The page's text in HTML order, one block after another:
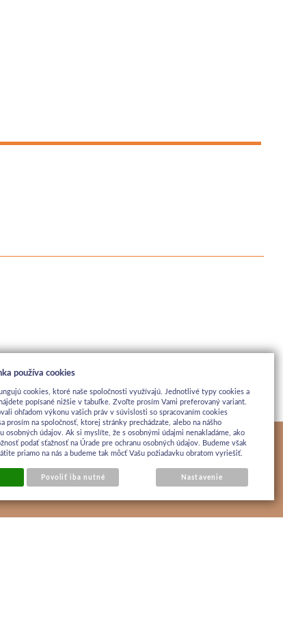
používa cookies
cookies, ktoré naše spoločnosti využívajú. Jednotlivé typy cookies a
popísané nižšie v tabuľke. Zvoľte prosím Vami preferovaný variant.
ohľadom výkonu vašich práv v súvislosti so spracovaním cookies
prosím na spoločnosť, ktorej stránky prechádzate, alebo na nášho
osobných údajov. Ak si myslíte, že s osobnými údajmi nenakladáme, ako
podať sťažnosť na Úrade pre ochranu osobných údajov. Budeme však
priamo na nás a budeme tak môcť Vašu požiadavku obratom vyriešiť.
Povoliť iba nutné Nastavenie